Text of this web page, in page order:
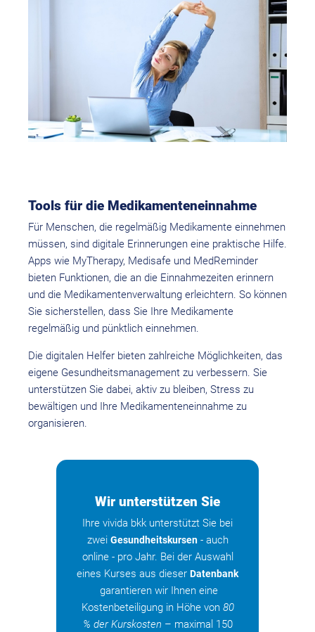
Tools für die Medikamenteneinnahme
Für Menschen, die regelmäßig Medikamente einnehmen
müssen, sind digitale Erinnerungen eine praktische Hilfe.
Apps wie MyTherapy, Medisafe und MedReminder
bieten Funktionen, die an die Einnahmezeiten erinnern
und die Medikamentenverwaltung erleichtern. So können
Sie sicherstellen, dass Sie Ihre Medikamente
regelmäßig und pünktlich einnehmen.
Die digitalen Helfer bieten zahlreiche Möglichkeiten, das
eigene Gesundheitsmanagement zu verbessern. Sie
unterstützen Sie dabei, aktiv zu bleiben, Stress zu
bewältigen und Ihre Medikamenteneinnahme zu
organisieren.
Wir unterstützen Sie
Ihre vivida bkk unterstützt Sie bei
zwei Gesundheitskursen- auch
online - pro Jahr. Bei der Auswahl
eines Kurses aus dieser Datenbank
garantieren wir Ihnen eine
Kostenbeteiligung in Höhe von 80
% der Kurskosten – maximal 150